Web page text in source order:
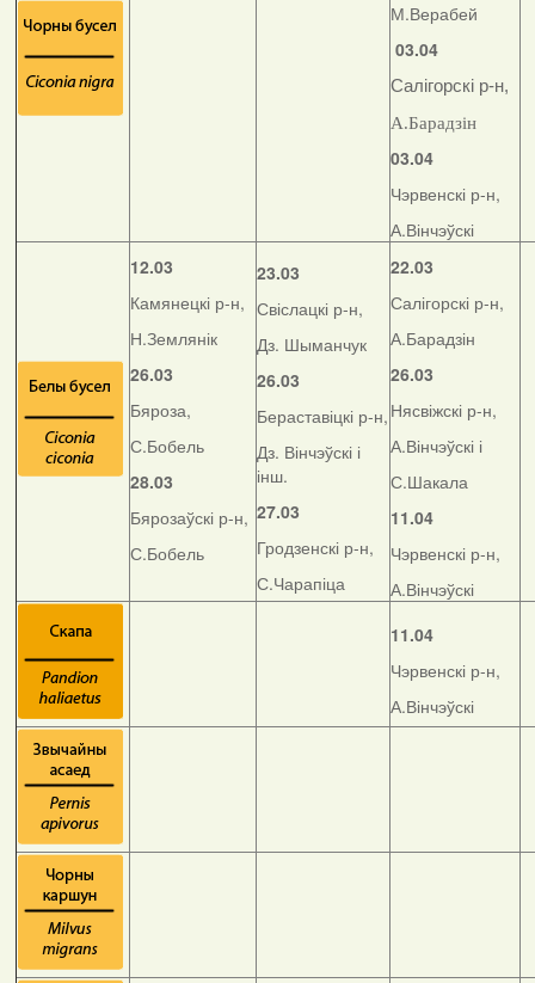
М.Верабей
03.04
Салігорскі р-н,
А.Барадзін
03.04
Чэрвенскі р-н,
А.Вінчэўскі
12.03
Камянецкі р-н,
Н.Землянік
26.03
Бяроза,
С.Бобель
28.03
Бярозаўскі р-н,
С.Бобель
23.03
Свіслацкі р-н,
Дз. Шыманчук
26.03
Бераставіцкі р-н,
Дз. Вінчэўскі і
інш.
27.03
Гродзенскі р-н,
С.Чарапіца
22.03
Салігорскі р-н,
А.Барадзін
26.03
Нясвіжскі р-н,
А.Вінчэўскі і
С.Шакала
11.04
Чэрвенскі р-н,
А.Вінчэўскі
11.04
Чэрвенскі р-н,
А.Вінчэўскі